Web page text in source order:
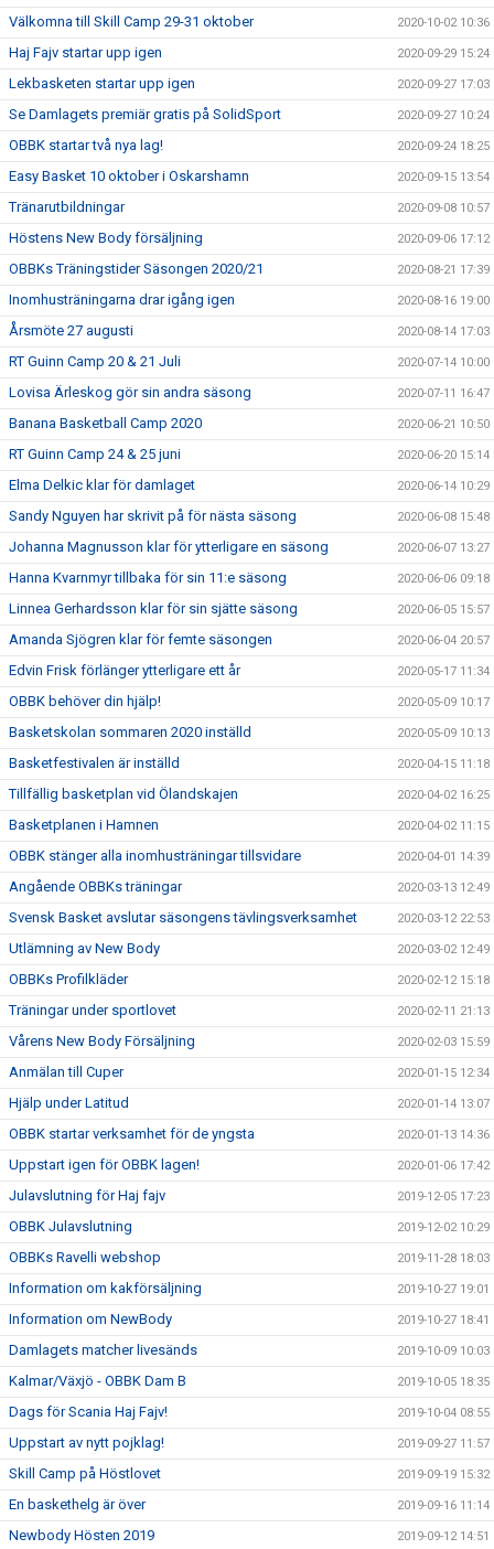
Välkomna till Skill Camp 29-31 oktober 2020-10-02 10:36
Haj Fajv startar upp igen 2020-09-29 15:24
Lekbasketen startar upp igen 2020-09-27 17:03
Se Damlagets premiär gratis på SolidSport 2020-09-27 10:24
OBBK startar två nya lag! 2020-09-24 18:25
Easy Basket 10 oktober i Oskarshamn 2020-09-15 13:54
Tränarutbildningar 2020-09-08 10:57
Höstens New Body försäljning 2020-09-06 17:12
OBBKs Träningstider Säsongen 2020/21 2020-08-21 17:39
Inomhusträningarna drar igång igen 2020-08-16 19:00
Årsmöte 27 augusti 2020-08-14 17:03
RT Guinn Camp 20 & 21 Juli 2020-07-14 10:00
Lovisa Ärleskog gör sin andra säsong 2020-07-11 16:47
Banana Basketball Camp 2020 2020-06-21 10:50
RT Guinn Camp 24 & 25 juni 2020-06-20 15:14
Elma Delkic klar för damlaget 2020-06-14 10:29
Sandy Nguyen har skrivit på för nästa säsong 2020-06-08 15:48
Johanna Magnusson klar för ytterligare en säsong 2020-06-07 13:27
Hanna Kvarnmyr tillbaka för sin 11:e säsong 2020-06-06 09:18
Linnea Gerhardsson klar för sin sjätte säsong 2020-06-05 15:57
Amanda Sjögren klar för femte säsongen 2020-06-04 20:57
Edvin Frisk förlänger ytterligare ett år 2020-05-17 11:34
OBBK behöver din hjälp! 2020-05-09 10:17
Basketskolan sommaren 2020 inställd 2020-05-09 10:13
Basketfestivalen är inställd 2020-04-15 11:18
Tillfällig basketplan vid Ölandskajen 2020-04-02 16:25
Basketplanen i Hamnen 2020-04-02 11:15
OBBK stänger alla inomhusträningar tillsvidare 2020-04-01 14:39
Angående OBBKs träningar 2020-03-13 12:49
Svensk Basket avslutar säsongens tävlingsverksamhet 2020-03-12 22:53
Utlämning av New Body 2020-03-02 12:49
OBBKs Profilkläder 2020-02-12 15:18
Träningar under sportlovet 2020-02-11 21:13
Vårens New Body Försäljning 2020-02-03 15:59
Anmälan till Cuper 2020-01-15 12:34
Hjälp under Latitud 2020-01-14 13:07
OBBK startar verksamhet för de yngsta 2020-01-13 14:36
Uppstart igen för OBBK lagen! 2020-01-06 17:42
Julavslutning för Haj fajv 2019-12-05 17:23
OBBK Julavslutning 2019-12-02 10:29
OBBKs Ravelli webshop 2019-11-28 18:03
Information om kakförsäljning 2019-10-27 19:01
Information om NewBody 2019-10-27 18:41
Damlagets matcher livesänds 2019-10-09 10:03
Kalmar/Växjö - OBBK Dam B 2019-10-05 18:35
Dags för Scania Haj Fajv! 2019-10-04 08:55
Uppstart av nytt pojklag! 2019-09-27 11:57
Skill Camp på Höstlovet 2019-09-19 15:32
En baskethelg är över 2019-09-16 11:14
Newbody Hösten 2019 2019-09-12 14:51